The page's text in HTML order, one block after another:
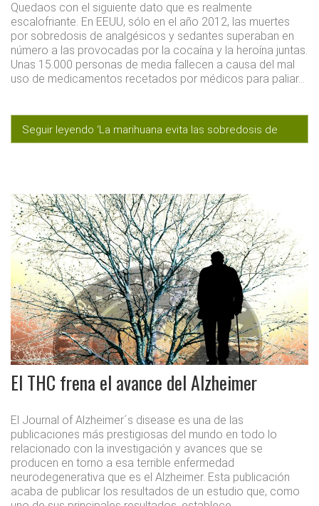
Quedaos con el siguiente dato que es realmente
escalofriante. En EEUU, sólo en el año 2012, las muertes
por sobredosis de analgésicos y sedantes superaban en
número a las provocadas por la cocaína y la heroína juntas.
Unas 15.000 personas de media fallecen a causa del mal
uso de medicamentos recetados por médicos para paliar…
Seguir leyendo ‘La marihuana evita las sobredosis de
El THC frena el avance del Alzheimer
El Journal of Alzheimer´s disease es una de las
publicaciones más prestigiosas del mundo en todo lo
relacionado con la investigación y avances que se
producen en torno a esa terrible enfermedad
neurodegenerativa que es el Alzheimer. Esta publicación
acaba de publicar los resultados de un estudio que, como